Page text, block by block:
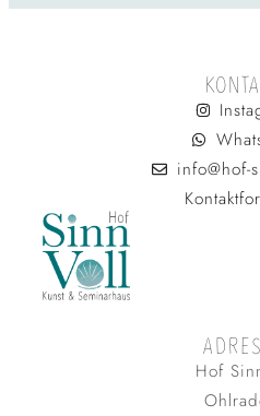
Hof
info@hof-